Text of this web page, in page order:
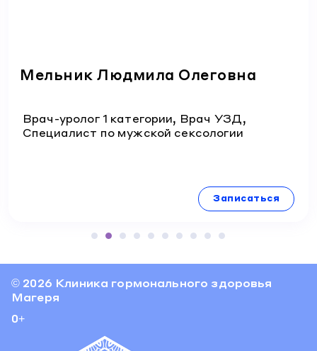
Мельник Людмила Олеговна
Врач-уролог 1 категории, Врач УЗД,
Специалист по мужской сексологии
Записаться
© 2026 Клиника гормонального здоровья
Магеря
0+